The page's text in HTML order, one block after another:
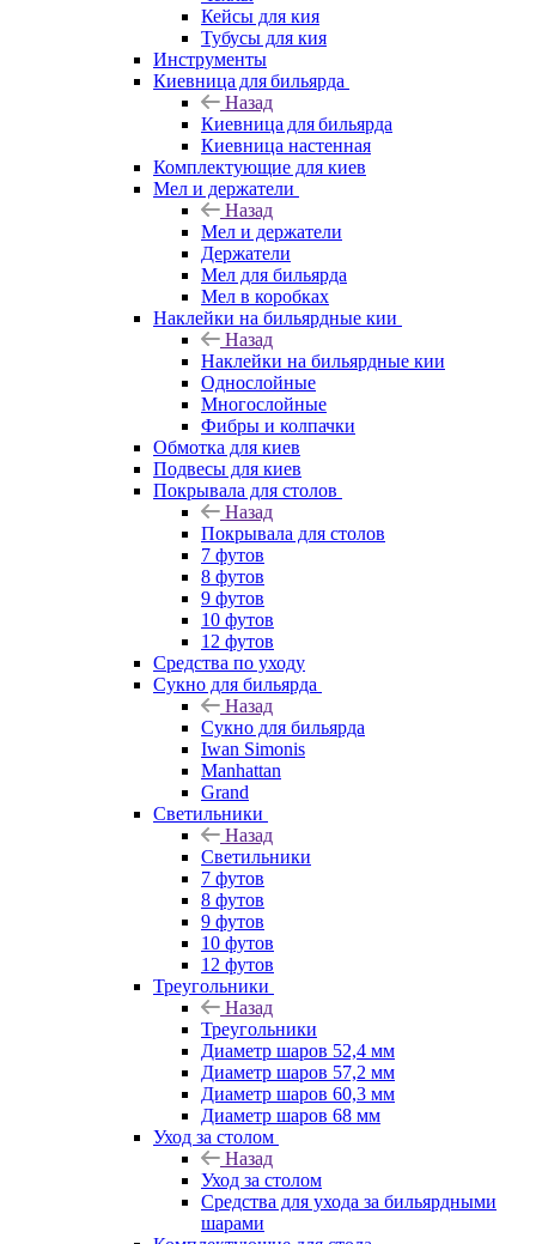
Кейсы для кия
Тубусы для кия
Инструменты
Киевница для бильярда
Назад
Киевница для бильярда
Киевница настенная
Комплектующие для киев
Мел и держатели
Назад
Мел и держатели
Держатели
Мел для бильярда
Мел в коробках
Наклейки на бильярдные кии
Назад
Наклейки на бильярдные кии
Однослойные
Многослойные
Фибры и колпачки
Обмотка для киев
Подвесы для киев
Покрывала для столов
Назад
Покрывала для столов
7 футов
8 футов
9 футов
10 футов
12 футов
Средства по уходу
Сукно для бильярда
Назад
Сукно для бильярда
Iwan Simonis
Manhattan
Grand
Светильники
Назад
Светильники
7 футов
8 футов
9 футов
10 футов
12 футов
Треугольники
Назад
Треугольники
Диаметр шаров 52,4 мм
Диаметр шаров 57,2 мм
Диаметр шаров 60,3 мм
Диаметр шаров 68 мм
Уход за столом
Назад
Уход за столом
Средства для ухода за бильярдными
шарами